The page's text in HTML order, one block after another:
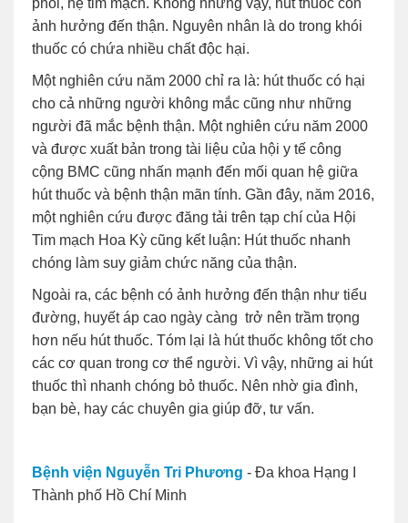
ảnh hưởng đến thận. Nguyên nhân là do trong khói
thuốc có chứa nhiều chất độc hại.
Một nghiên cứu năm 2000 chỉ ra là: hút thuốc có hại
cho cả những người không mắc cũng như những
người đã mắc bệnh thận. Một nghiên cứu năm 2000
và được xuất bản trong tài liệu của hội y tế công
cộng BMC cũng nhấn mạnh đến mối quan hệ giữa
hút thuốc và bệnh thận mãn tính. Gần đây, năm 2016,
một nghiên cứu được đăng tải trên tạp chí của Hội
Tim mạch Hoa Kỳ cũng kết luận: Hút thuốc nhanh
chóng làm suy giảm chức năng của thận.
Ngoài ra, các bệnh có ảnh hưởng đến thận như tiểu
đường, huyết áp cao ngày càng trở nên trầm trọng
hơn nếu hút thuốc. Tóm lại là hút thuốc không tốt cho
các cơ quan trong cơ thể người. Vì vậy, những ai hút
thuốc thì nhanh chóng bỏ thuốc. Nên nhờ gia đình,
bạn bè, hay các chuyên gia giúp đỡ, tư vấn.
Bệnh viện Nguyễn Tri Phương - Đa khoa Hạng I
Thành phố Hồ Chí Minh